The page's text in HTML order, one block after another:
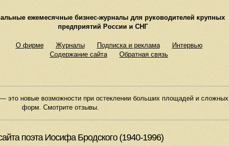
ежемесячные бизнес-журналы для руководителей крупных
предприятий России и СНГ
О фирме Журналы Подписка и реклама
Интервью
Содержание сайта
Обратная связь
это новые возможности при остеклении больших площадей и сложных
форм. Смотрите отзывы.
поэта Иосифа Бродского (1940-1996)